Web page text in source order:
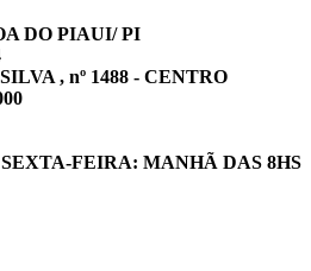
DO PIAUI/ PI
, nº 1488 - CENTRO
FEIRA: MANHÃ DAS 8HS